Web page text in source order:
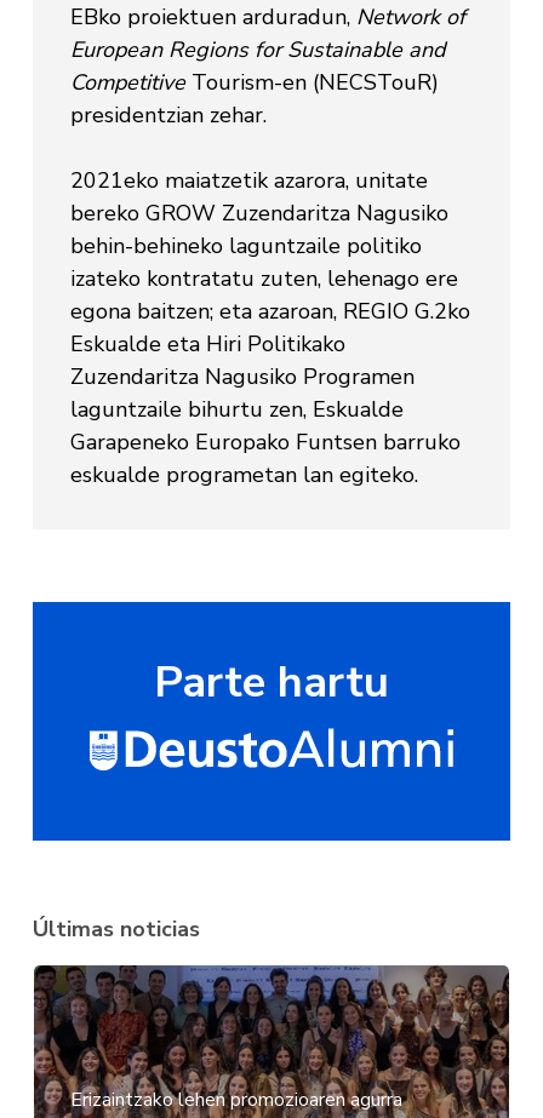
EBko proiektuen arduradun, Network of
European Regions for Sustainable and
Competitive Tourism-en (NECSTouR)
presidentzian zehar.
2021eko maiatzetik azarora, unitate
bereko GROW Zuzendaritza Nagusiko
behin-behineko laguntzaile politiko
izateko kontratatu zuten, lehenago ere
egona baitzen; eta azaroan, REGIO G.2ko
Eskualde eta Hiri Politikako
Zuzendaritza Nagusiko Programen
laguntzaile bihurtu zen, Eskualde
Garapeneko Europako Funtsen barruko
eskualde programetan lan egiteko.
Parte hartu
Últimas noticias
Erizaintzako lehen promozioaren agurra